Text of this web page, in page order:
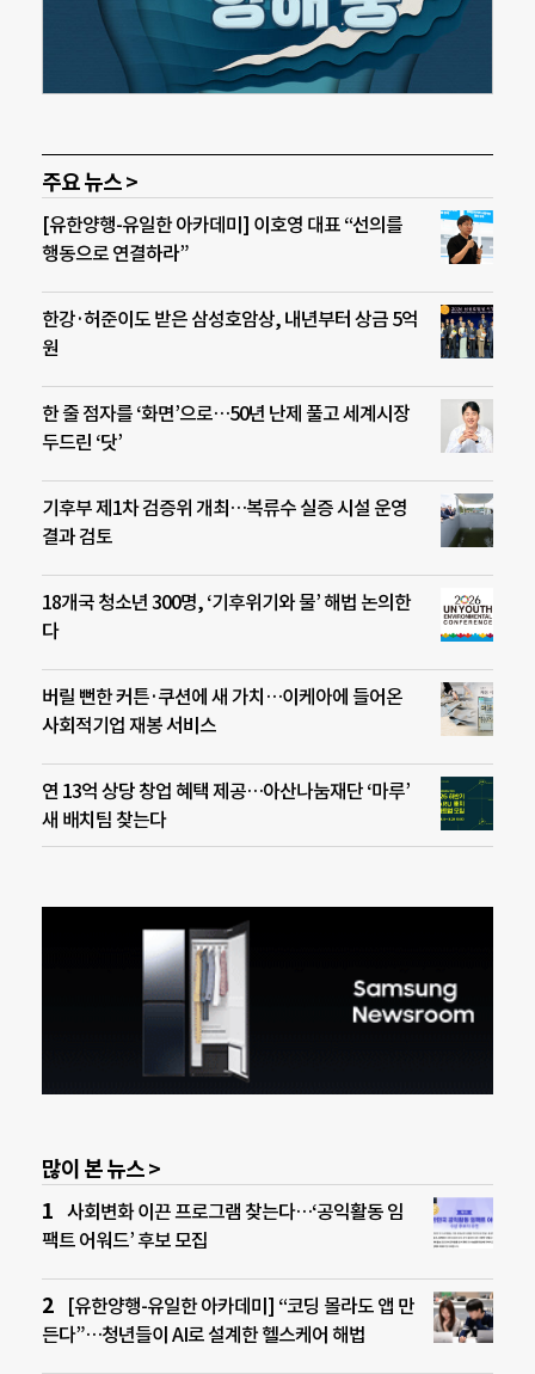
주요 뉴스 >
[유한양행-유일한 아카데미] 이호영 대표 “선의를
행동으로 연결하라”
한강·허준이도 받은 삼성호암상, 내년부터 상금 5억
원
한 줄 점자를 ‘화면’으로…50년 난제 풀고 세계시장
두드린 ‘닷’
기후부 제1차 검증위 개최…복류수 실증 시설 운영
결과 검토
18개국 청소년 300명, ‘기후위기와 물’ 해법 논의한
다
버릴 뻔한 커튼·쿠션에 새 가치…이케아에 들어온
사회적기업 재봉 서비스
연 13억 상당 창업 혜택 제공…아산나눔재단 ‘마루’
새 배치팀 찾는다
많이 본 뉴스 >
사회변화 이끈 프로그램 찾는다…‘공익활동 임
팩트 어워드’ 후보 모집
[유한양행-유일한 아카데미] “코딩 몰라도 앱 만
든다”…청년들이 AI로 설계한 헬스케어 해법